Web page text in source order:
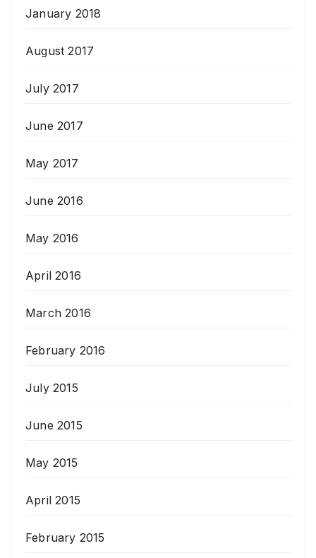
January 2018
August 2017
July 2017
June 2017
May 2017
June 2016
May 2016
April 2016
March 2016
February 2016
July 2015
June 2015
May 2015
April 2015
February 2015